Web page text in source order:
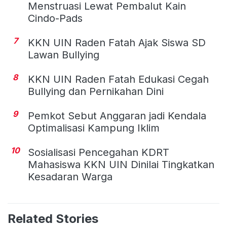
Menstruasi Lewat Pembalut Kain
Cindo-Pads
7
KKN UIN Raden Fatah Ajak Siswa SD
Lawan Bullying
8
KKN UIN Raden Fatah Edukasi Cegah
Bullying dan Pernikahan Dini
9
Pemkot Sebut Anggaran jadi Kendala
Optimalisasi Kampung Iklim
10
Sosialisasi Pencegahan KDRT
Mahasiswa KKN UIN Dinilai Tingkatkan
Kesadaran Warga
Related Stories